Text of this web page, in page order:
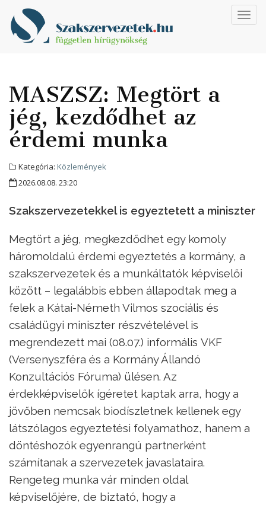
MASZSZ: Megtört a
jég, kezdődhet az
érdemi munka
Kategória: Közlemények
2026.08.08. 23:20
Szakszervezetekkel is egyeztetett a miniszter
Megtört a jég, megkezdődhet egy komoly
háromoldalú érdemi egyeztetés a kormány, a
szakszervezetek és a munkáltatók képviselői
között – legalábbis ebben állapodtak meg a
felek a Kátai-Németh Vilmos szociális és
családügyi miniszter részvételével is
megrendezett mai (08.07.) informális VKF
(Versenyszféra és a Kormány Állandó
Konzultációs Fóruma) ülésen. Az
érdekképviselők ígéretet kaptak arra, hogy a
jövőben nemcsak biodíszletnek kellenek egy
látszólagos egyeztetési folyamathoz, hanem a
döntéshozók egyenrangú partnerként
számítanak a szervezetek javaslataira.
Rengeteg munka vár minden oldal
képviselőjére, de biztató, hogy a